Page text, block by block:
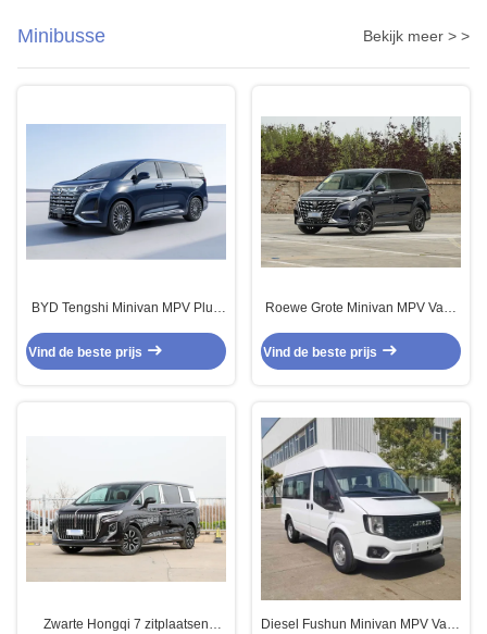
Minibusse Bekijk meer > >
BYD Tengshi Minivan MPV Plug
Vind de beste prijs
Roewe Grote Minivan MPV Vans
Automatische Transmissie
Vind de beste prijs
Zwarte Hongqi 7 zitplaatsen
Diesel Fushun Minivan MPV Vans